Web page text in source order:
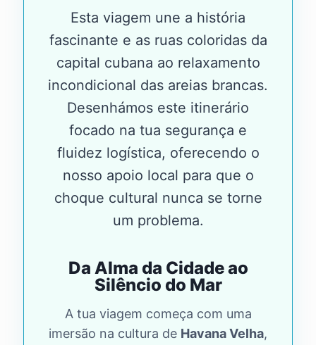
Esta viagem une a história
fascinante e as ruas coloridas da
capital cubana ao relaxamento
incondicional das areias brancas.
Desenhámos este itinerário
focado na tua segurança e
fluidez logística, oferecendo o
nosso apoio local para que o
choque cultural nunca se torne
um problema.
Da Alma da Cidade ao
Silêncio do Mar
A tua viagem começa com uma
imersão na cultura de Havana Velha,